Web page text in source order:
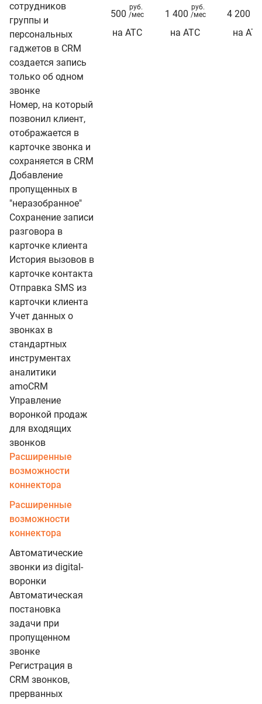
сотрудников
группы и
персональных
гаджетов в CRM
создается запись
только об одном
звонке
Номер, на который
позвонил клиент,
отображается в
карточке звонка и
сохраняется в CRM
Добавление
пропущенных в
"неразобранное"
Сохранение записи
разговора в
карточке клиента
История вызовов в
карточке контакта
Отправка SMS из
карточки клиента
Учет данных о
звонках в
стандартных
инструментах
аналитики
amoCRM
Управление
воронкой продаж
для входящих
звонков
500
руб.
/мес
на АТС
1 400
руб.
/мес
на АТС
4 200
на АТС
Расширенные
возможности
коннектора
Расширенные
возможности
коннектора
Автоматические
звонки из digital-
воронки
Автоматическая
постановка
задачи при
пропущенном
звонке
Регистрация в
CRM звонков,
прерванных